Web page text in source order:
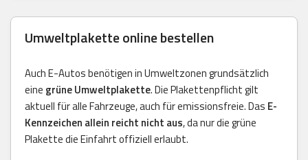
Umweltplakette online bestellen
Auch E-Autos benötigen in Umweltzonen grundsätzlich
eine grüne Umweltplakette. Die Plakettenpflicht gilt
aktuell für alle Fahrzeuge, auch für emissionsfreie. Das E-
Kennzeichen allein reicht nicht aus, da nur die grüne
Plakette die Einfahrt offiziell erlaubt.